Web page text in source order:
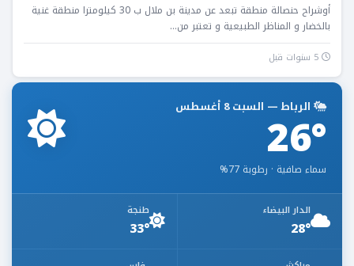
أوشراح حنصالة منطقة تبعد عن مدينة بن ملال ب 30 كيلومترا منطقة غنية
بالخضار و المناظر الطبيعية و تعتبر من...
الرباط — السبت 8 أغسطس
26°
سماء صافية · رطوبة 77%
الدار البيضاء
28°
طنجة
33°